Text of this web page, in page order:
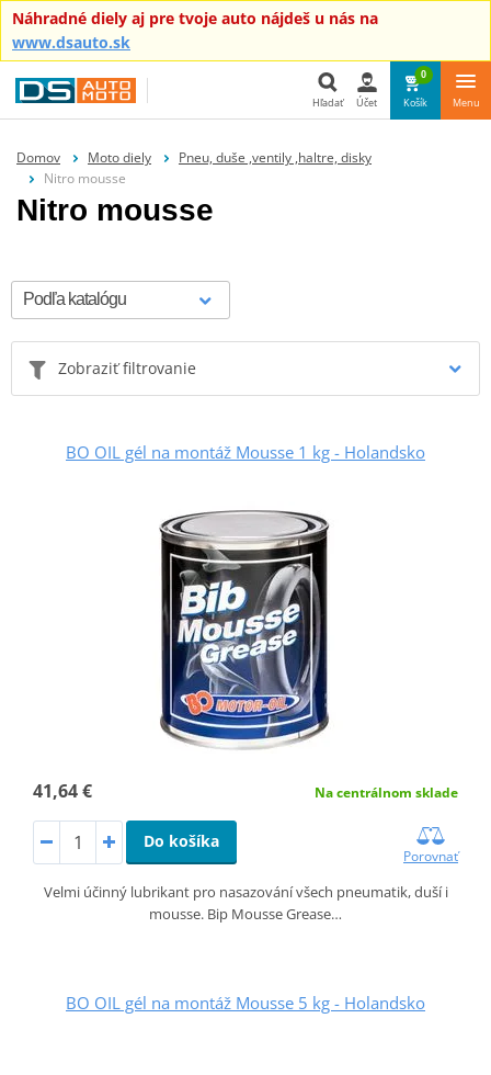
Náhradné diely aj pre tvoje auto nájdeš u nás na
www.dsauto.sk
Hľadať Účet
0
Košík Menu
Domov Moto diely
Pneu, duše ,ventily ,haltre, disky
Nitro mousse
Nitro mousse
Zobraziť filtrovanie
BO OIL gél na montáž Mousse 1 kg - Holandsko
41,64 € Na centrálnom sklade
Do košíka
Porovnať
Velmi účinný lubrikant pro nasazování všech pneumatik, duší i
mousse. Bip Mousse Grease…
BO OIL gél na montáž Mousse 5 kg - Holandsko